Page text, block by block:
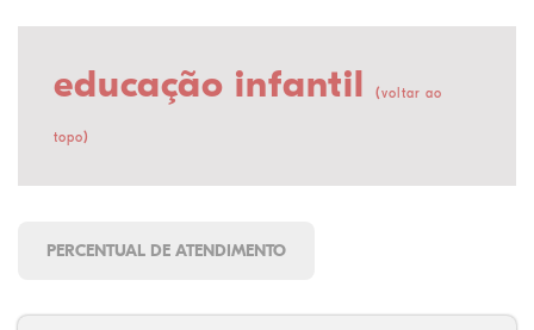
educação infantil (voltar ao
topo)
PERCENTUAL DE ATENDIMENTO